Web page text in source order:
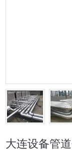
大连设备管